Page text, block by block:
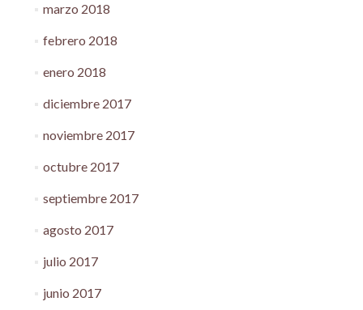
marzo 2018
febrero 2018
enero 2018
diciembre 2017
noviembre 2017
octubre 2017
septiembre 2017
agosto 2017
julio 2017
junio 2017